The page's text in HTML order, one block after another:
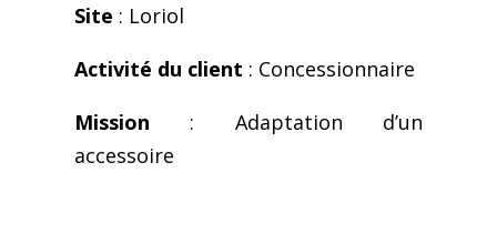
Site : Loriol
Activité du client : Concessionnaire
Mission : Adaptation d’un
accessoire